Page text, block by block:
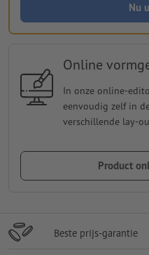
Nu
Online
In onze online-
eenvoudig zelf in
verschillende lay-
Product
Beste prijs-garantie